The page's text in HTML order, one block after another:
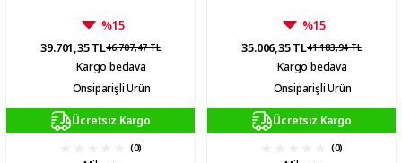
%15
39.701,35 TL46.707,47 TL
Kargo bedava
Önsiparişli Ürün
%15
35.006,35 TL41.183,94 TL
Kargo bedava
Önsiparişli Ürün
Ücretsiz Kargo
(0)
Ücretsiz Kargo
(0)